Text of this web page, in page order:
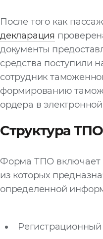
После того как
декларация
документы
средства поступили
сотрудник
формированию
ордера в
Структура ТПО
Форма ТПО включает
из которых
определенной